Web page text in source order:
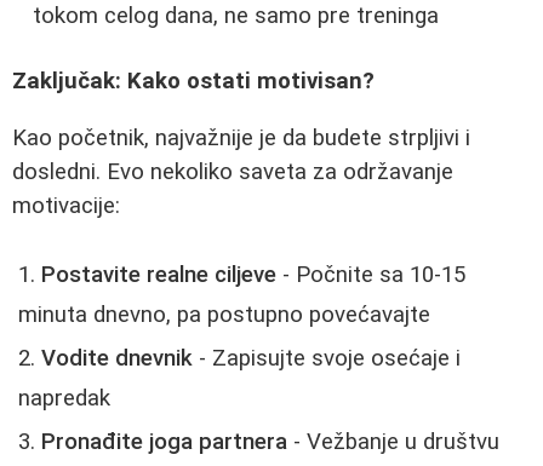
tokom celog dana, ne samo pre treninga
Zaključak: Kako ostati motivisan?
Kao početnik, najvažnije je da budete strpljivi i
dosledni. Evo nekoliko saveta za održavanje
motivacije:
Postavite realne ciljeve - Počnite sa 10-15
minuta dnevno, pa postupno povećavajte
Vodite dnevnik - Zapisujte svoje osećaje i
napredak
Pronađite joga partnera - Vežbanje u društvu